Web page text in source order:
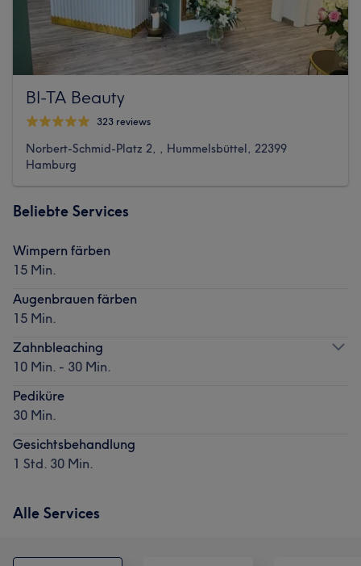
BI-TA Beauty
323 reviews
Norbert-Schmid-Platz 2, , Hummelsbüttel, 22399
Hamburg
Beliebte Services
Wimpern färben
15 Min.
Augenbrauen färben
15 Min.
Zahnbleaching
10 Min. - 30 Min.
Pediküre
30 Min.
Gesichtsbehandlung
1 Std. 30 Min.
Alle Services